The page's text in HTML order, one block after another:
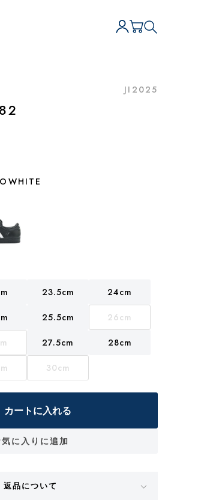
JI2025
23.5cm 24cm
25.5cm 26cm
27.5cm 28cm
30cm
カートに入れる
気に入りに追加
返品について